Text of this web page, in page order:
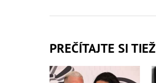
PREČÍTAJTE SI TIEŽ